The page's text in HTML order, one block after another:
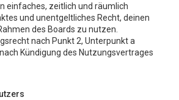
einfaches, zeitlich und räumlich
und unentgeltliches Recht, deinen
des Boards zu nutzen.
nach Punkt 2, Unterpunkt a
Kündigung des Nutzungsvertrages